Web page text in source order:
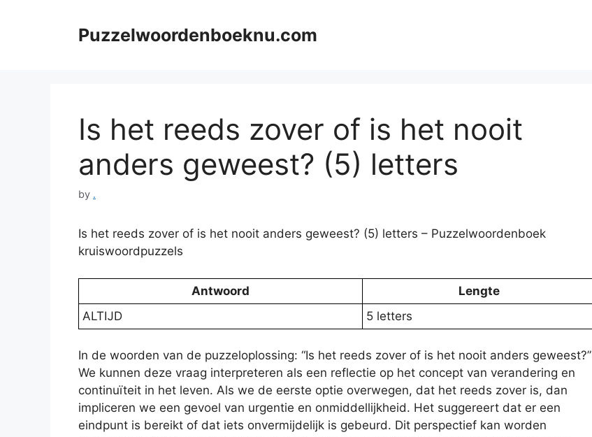
Puzzelwoordenboeknu.com
Is het reeds zover of is het nooit
anders geweest? (5) letters
by .
Is het reeds zover of is het nooit anders geweest? (5) letters – Puzzelwoordenboek
kruiswoordpuzzels
Antwoord
Lengte
ALTĲD
5 letters
In de woorden van de puzzeloplossing: “Is het reeds zover of is het nooit anders geweest?”
We kunnen deze vraag interpreteren als een reflectie op het concept van verandering en
continuïteit in het leven. Als we de eerste optie overwegen, dat het reeds zover is, dan
impliceren we een gevoel van urgentie en onmiddellijkheid. Het suggereert dat er een
eindpunt is bereikt of dat iets onvermijdelijk is gebeurd. Dit perspectief kan worden